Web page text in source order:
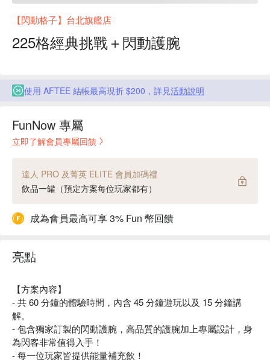
【閃動格子】台北旗艦店
225格經典挑戰＋閃動護腕
使用 AFTEE 結帳最高現折 $200，詳見活動說明
FunNow 專屬
立即了解會員專屬回饋
達人 PRO 及菁英 ELITE 會員加碼禮
飲品一罐（預定方案每位玩家都有）
成為會員最高可享 3% Fun 幣回饋
亮點
【方案內容】
- 共 60 分鐘的體驗時間，內含 45 分鐘遊玩以及 15 分鐘講
解。
- 包含獨家訂製的閃動護腕，高品質的護腕加上專屬設計，身
為閃客非常值得入手！
- 每一位玩家皆提供能量補充飲！